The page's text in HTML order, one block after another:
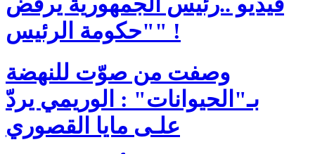
"حكومة الرئيس" !
وصفت من صوّت للنهضة
بـ"الحيوانات" : الوريمي يردّ
علـى مايا القصوري